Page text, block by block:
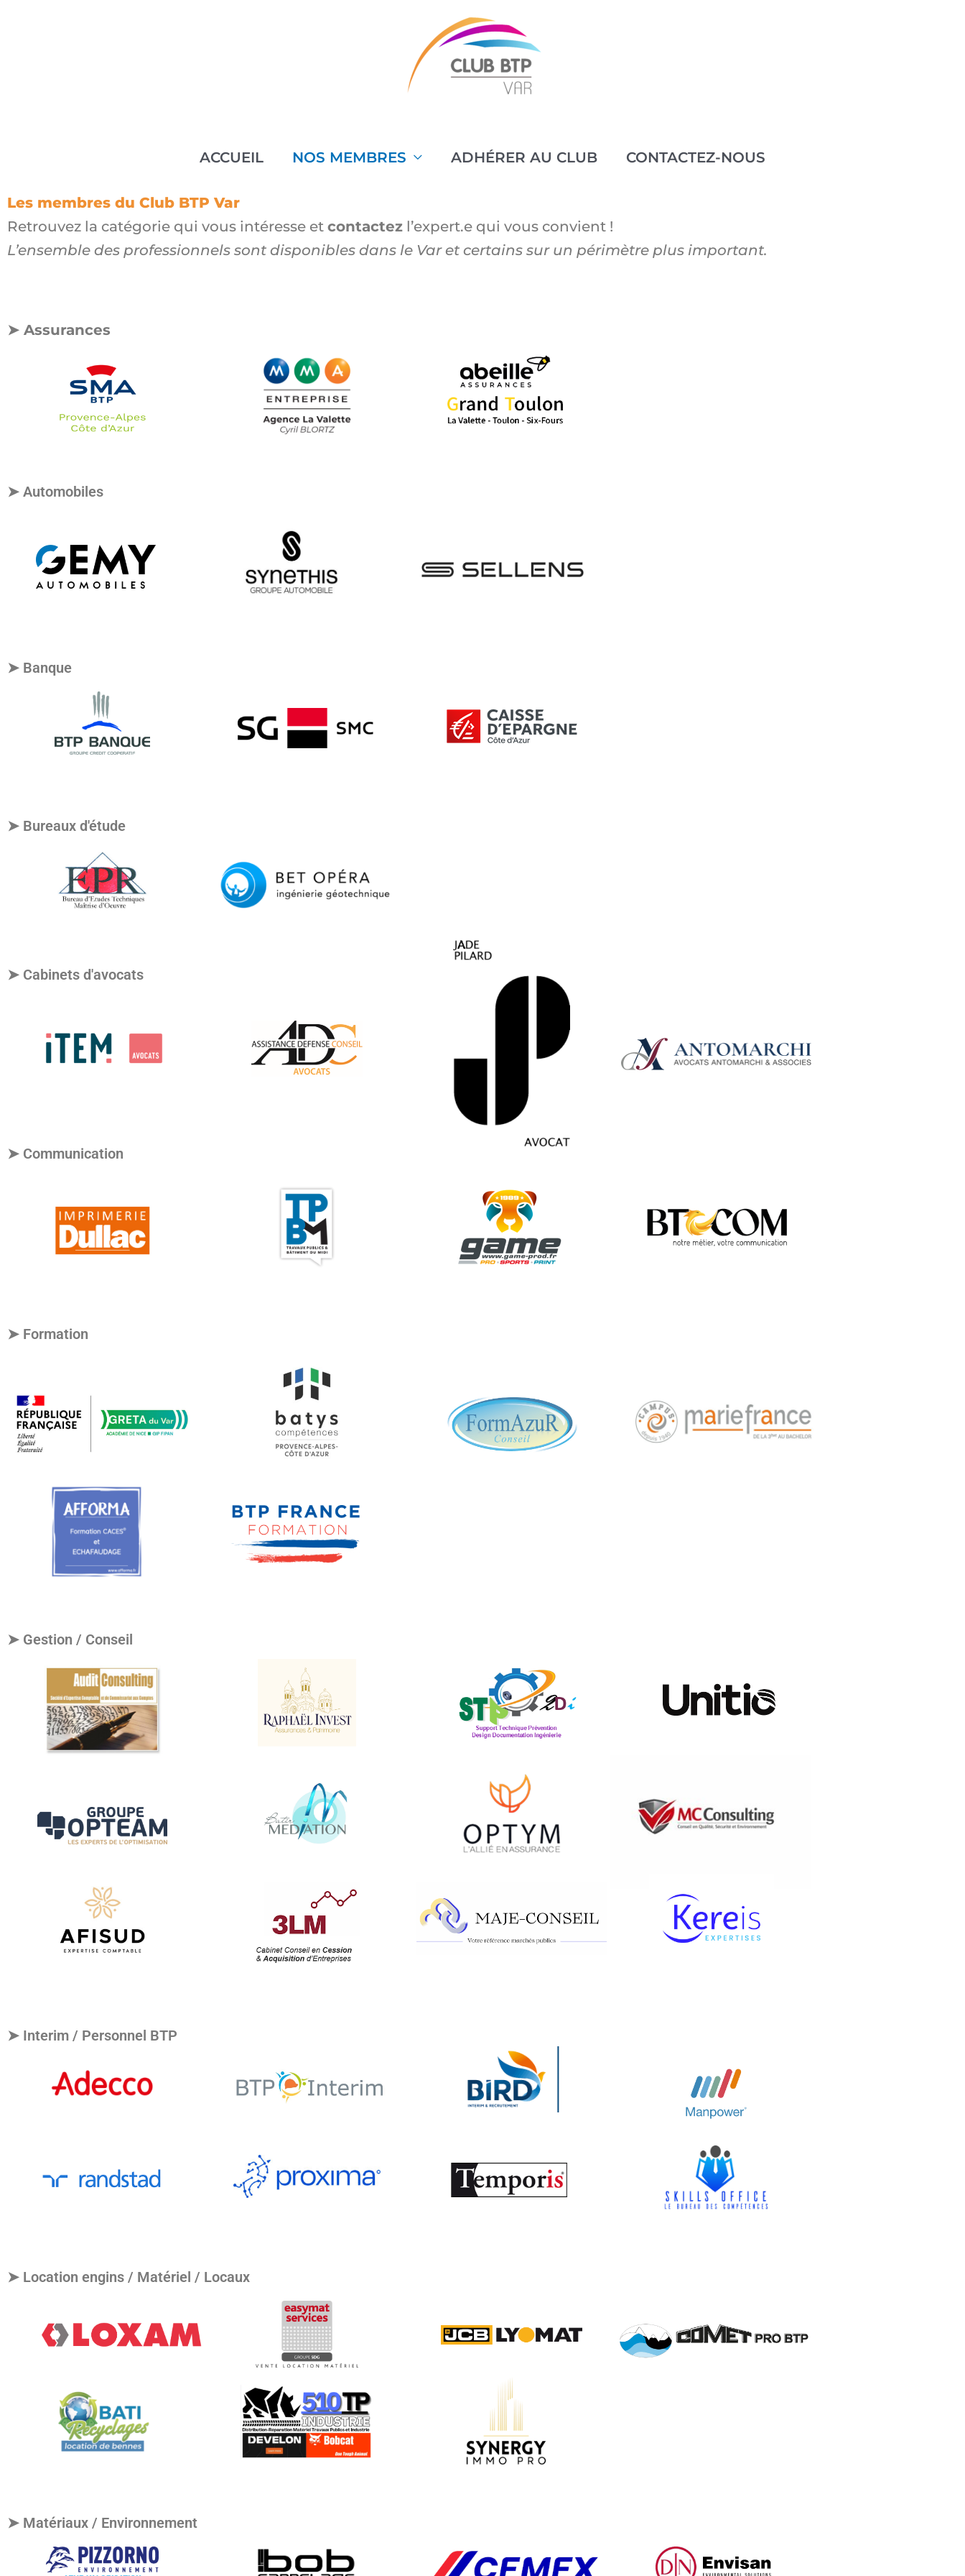
ACCUEIL NOS MEMBRES ADHÉRER AU CLUB CONTACTEZ-NOUS
Les membres du Club BTP Var
Retrouvez la catégorie qui vous intéresse et contactez l’expert.e qui vous convient !
L’ensemble des professionnels sont disponibles dans le Var et certains sur un périmètre plus important.
➤ Assurances
➤ Automobiles
➤ Banque
➤ Bureaux d'étude
➤ Cabinets d'avocats
➤ Communication
➤ Formation
➤ Gestion / Conseil
➤ Interim / Personnel BTP
➤ Location engins / Matériel / Locaux
➤ Matériaux / Environnement